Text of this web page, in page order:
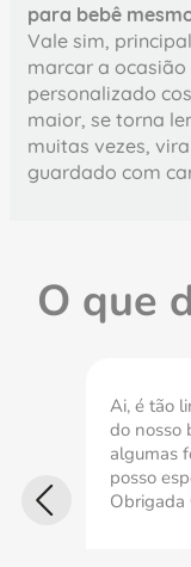
para bebê
Vale sim,
marcar a
personalizado
maior, se torna
muitas vezes,
guardado com
O que
Ai, é tão
do nosso
algumas
posso